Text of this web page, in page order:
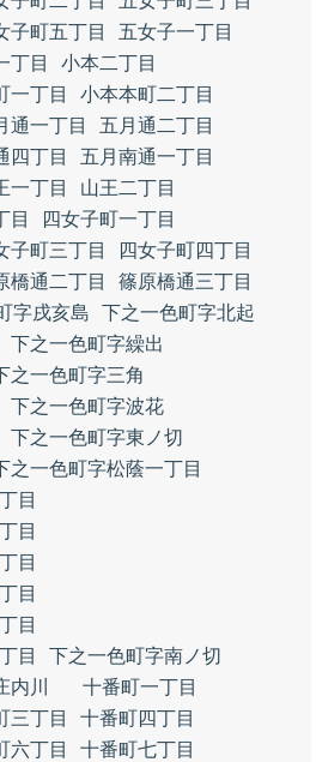
子町五丁目
五女子一丁目
丁目
小本二丁目
一丁目
小本本町二丁目
通一丁目
五月通二丁目
四丁目
五月南通一丁目
一丁目
山王二丁目
目
四女子町一丁目
子町三丁目
四女子町四丁目
橋通二丁目
篠原橋通三丁目
字戌亥島
下之一色町字北起
下之一色町字繰出
之一色町字三角
下之一色町字波花
下之一色町字東ノ切
之一色町字松蔭一丁目
目
目
目
目
目
目
下之一色町字南ノ切
内川
十番町一丁目
三丁目
十番町四丁目
六丁目 十番町七丁目